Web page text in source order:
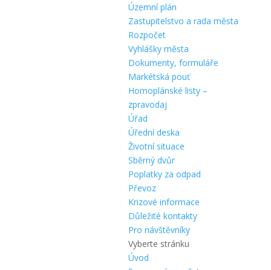
Územní plán
Zastupitelstvo a rada města
Rozpočet
Vyhlášky města
Dokumenty, formuláře
Markétská pouť
Hornoplánské listy –
zpravodaj
Úřad
Úřední deska
Životní situace
Sběrný dvůr
Poplatky za odpad
Převoz
Krizové informace
Důležité kontakty
Pro návštěvníky
Vyberte stránku
Úvod